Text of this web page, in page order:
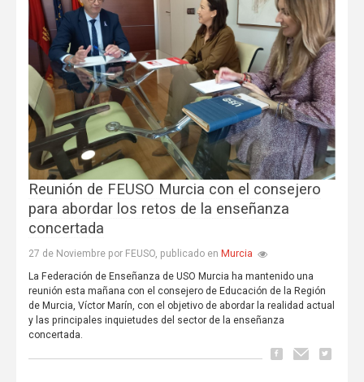
Reunión de FEUSO Murcia con el consejero
para abordar los retos de la enseñanza
concertada
27 de Noviembre por FEUSO, publicado en Murcia
La Federación de Enseñanza de USO Murcia ha mantenido una
reunión esta mañana con el consejero de Educación de la Región
de Murcia, Víctor Marín, con el objetivo de abordar la realidad actual
y las principales inquietudes del sector de la enseñanza
concertada.